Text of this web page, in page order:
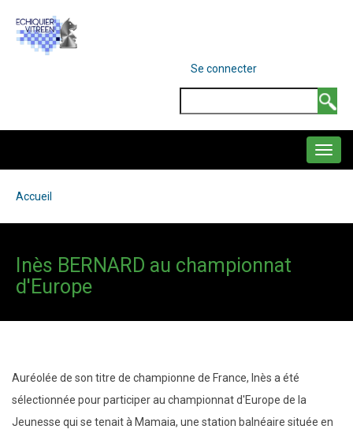
contenu
MENU
COMPTE
DE
Se connecter
d'Ariane
Accueil
Inès BERNARD au championnat
d'Europe
Auréolée de son titre de championne de France, Inès a été
sélectionnée pour participer au championnat d'Europe de la
Jeunesse qui se tenait à Mamaia, une station balnéaire située en